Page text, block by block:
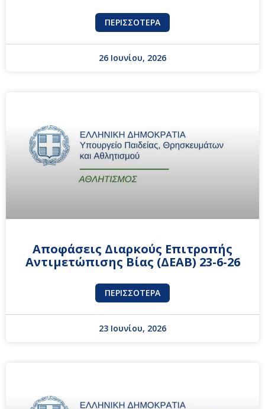
ΠΕΡΙΣΣΌΤΕΡΑ
26 Ιουνίου, 2026
Αποφάσεις Διαρκούς Επιτροπής
Αντιμετώπισης Βίας (ΔΕΑΒ) 23-6-26
ΠΕΡΙΣΣΌΤΕΡΑ
23 Ιουνίου, 2026